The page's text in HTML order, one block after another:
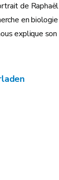
de
en
explique